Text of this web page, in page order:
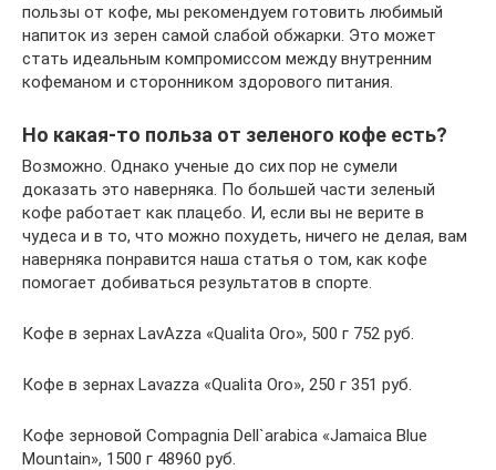
пользы от кофе, мы рекомендуем готовить любимый
напиток из зерен самой слабой обжарки. Это может
стать идеальным компромиссом между внутренним
кофеманом и сторонником здорового питания.
Но какая-то польза от зеленого кофе есть?
Возможно. Однако ученые до сих пор не сумели
доказать это наверняка. По большей части зеленый
кофе работает как плацебо. И, если вы не верите в
чудеса и в то, что можно похудеть, ничего не делая, вам
наверняка понравится наша статья о том, как кофе
помогает добиваться результатов в спорте.
Кофе в зернах LavAzza «Qualita Oro», 500 г 752 руб.
Кофе в зернах Lavazza «Qualita Oro», 250 г 351 руб.
Кофе зерновой Compagnia Dell`arabica «Jamaica Blue
Mountain», 1500 г 48960 руб.